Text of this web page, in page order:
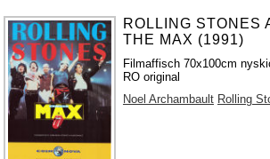
ROLLING STONES
THE MAX (1991)
Filmaffisch 70x100cm
RO original
Noel Archambault Rolling